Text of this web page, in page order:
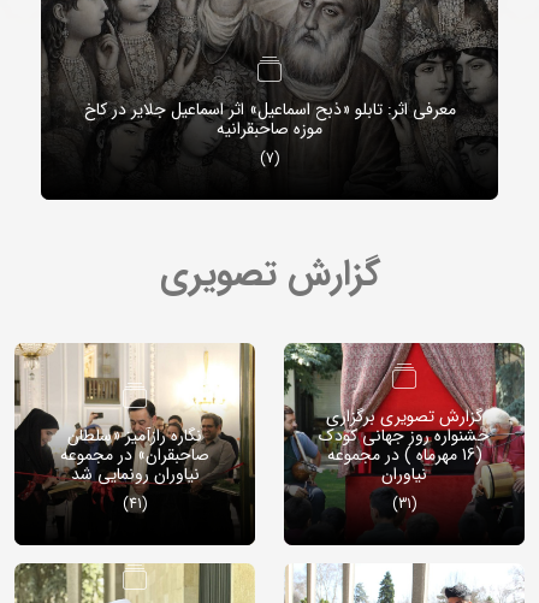
معرفی اثر:
موتورسیکلتی کوچک با روایتی بزرگ از تاریخ
گزارش تصویری
نگاره‌ رازآمیز «سلطان
صاحبقران» در مجموعه
نیاوران رونمایی شد
(41)
گزارش تصویری برگزاری
حشنواره روز جهانی کودک
(16 مهرماه ) در مجموعه
نیاوران
(31)